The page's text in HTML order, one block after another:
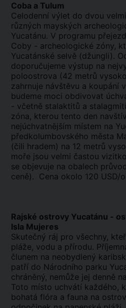
Coba a Tulum
Celodenní výlet do dvou
různých mayských
Yucatánu. V programu
Coby - archeologické zóny,
Yucatánské selvě (džungli).
doporučujeme výstup na
poloostrova (42 metrů
zahrnuje návštěvu a koupání
budeme moci obdivovat
- včetně stalaktitů a
zóna, kterou tento den
nejúchvatnějším místem na
předkolumbovského města
(čili hradem) na 12 metrů
moře jsou velmi častou
se objevuje na obalech
ceně). Cena okolo 120 USD/
Rajské ostrovy Yucatánu -
Isla Mujeres
Skutečný ráj pro všechny,
pláže, vodu a přírodu.
člunem na neobydlený
patří do Národního parku
chráněný, nemůže jej denně
Toto místo uchvátí každého,
bohatá flóra a fauna na